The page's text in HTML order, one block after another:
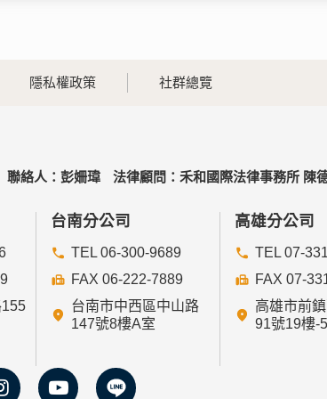
隱私權政策 社群總覽
聯絡人：彭姍瑋 法律顧問：禾和國際法律事務所 陳
台南分公司
TEL 06-300-9689
FAX 06-222-7889
台南市中西區中山路
147號8樓A室
高雄分公司
TEL 07-
FAX 07-
高雄市前
91號19樓-5